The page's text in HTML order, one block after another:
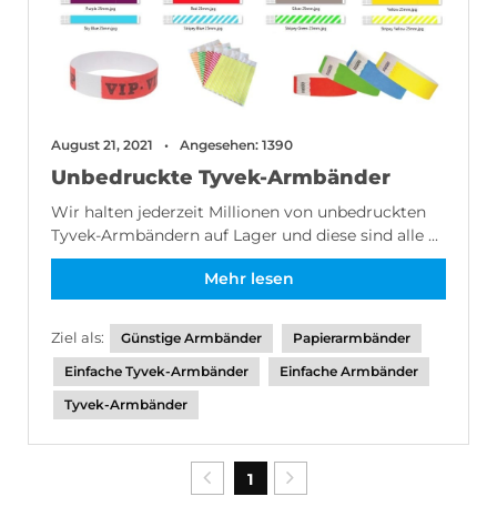
August 21, 2021 Angesehen: 1390
Unbedruckte Tyvek-Armbänder
Wir halten jederzeit Millionen von unbedruckten
Tyvek-Armbändern auf Lager und diese sind alle ...
Mehr lesen
Ziel als: Günstige Armbänder
Papierarmbänder
Einfache Tyvek-Armbänder
Einfache Armbänder
Tyvek-Armbänder
1